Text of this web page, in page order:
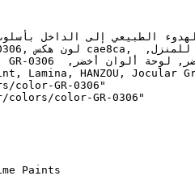
color-GR-0306"
color-GR-0306"